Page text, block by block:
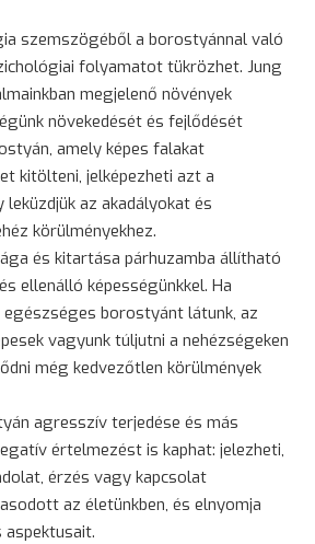
szemszögéből a borostyánnal való
folyamatot tükrözhet. Jung
megjelenő növények
növekedését és fejlődését
amely képes falakat
kitölteni, jelképezheti azt a
az akadályokat és
körülményekhez.
és kitartása párhuzamba állítható
ellenálló képességünkkel. Ha
egészséges borostyánt látunk, az
vagyunk túljutni a nehézségeken
még kedvezőtlen körülmények
agresszív terjedése és más
értelmezést is kaphat: jelezheti,
érzés vagy kapcsolat
az életünkben, és elnyomja
aspektusait.